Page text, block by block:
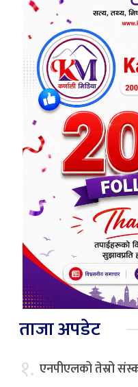
ताजा अपडेट
१. एनपीएलको तेस्रो